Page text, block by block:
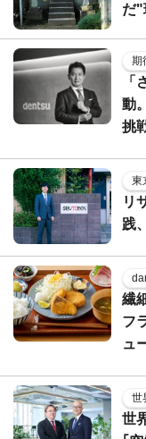
だ"
期
「
動
挑
東
リ
践
繊
フ
ュ
世
世